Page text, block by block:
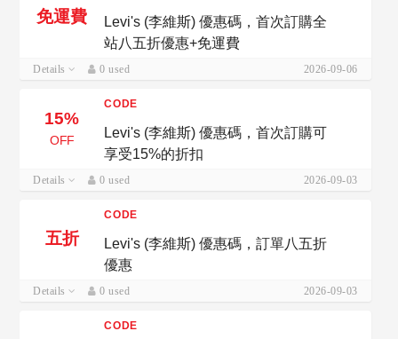
免運費
Levi's (李維斯) 優惠碼，首次訂購全
站八五折優惠+免運費
Details 0 used 2026-09-06
15%
OFF
CODE
Levi's (李維斯) 優惠碼，首次訂購可
享受15%的折扣
Details 0 used 2026-09-03
五折
CODE
Levi's (李維斯) 優惠碼，訂單八五折
優惠
Details 0 used 2026-09-03
CODE